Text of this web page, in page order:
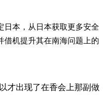
日本，从日本获取更多安全
借机提升其在南海问题上的
才出现了在香会上那副做